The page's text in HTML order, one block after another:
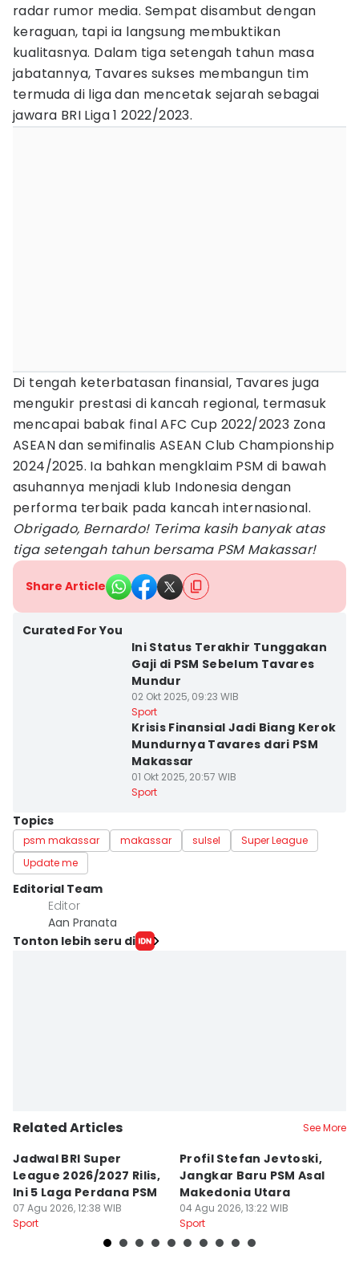
radar rumor media. Sempat disambut dengan
keraguan, tapi ia langsung membuktikan
kualitasnya. Dalam tiga setengah tahun masa
jabatannya, Tavares sukses membangun tim
termuda di liga dan mencetak sejarah sebagai
jawara BRI Liga 1 2022/2023.
Di tengah keterbatasan finansial, Tavares juga
mengukir prestasi di kancah regional, termasuk
mencapai babak final AFC Cup 2022/2023 Zona
ASEAN dan semifinalis ASEAN Club Championship
2024/2025. Ia bahkan mengklaim PSM di bawah
asuhannya menjadi klub Indonesia dengan
performa terbaik pada kancah internasional.
Obrigado, Bernardo! Terima kasih banyak atas
tiga setengah tahun bersama PSM Makassar!
Share Article
Curated For You
Ini Status Terakhir Tunggakan
Gaji di PSM Sebelum Tavares
Mundur
02 Okt 2025, 09:23 WIB
Sport
Krisis Finansial Jadi Biang Kerok
Mundurnya Tavares dari PSM
Makassar
01 Okt 2025, 20:57 WIB
Sport
Topics
psm makassar makassar sulsel
Super League
Update me
Editorial Team
Editor
Aan Pranata
Tonton lebih seru di
Related Articles See More
Jadwal BRI Super
League 2026/2027 Rilis,
Ini 5 Laga Perdana PSM
07 Agu 2026, 12:38 WIB
Sport
Profil Stefan Jevtoski,
Jangkar Baru PSM Asal
Makedonia Utara
04 Agu 2026, 13:22 WIB
Sport